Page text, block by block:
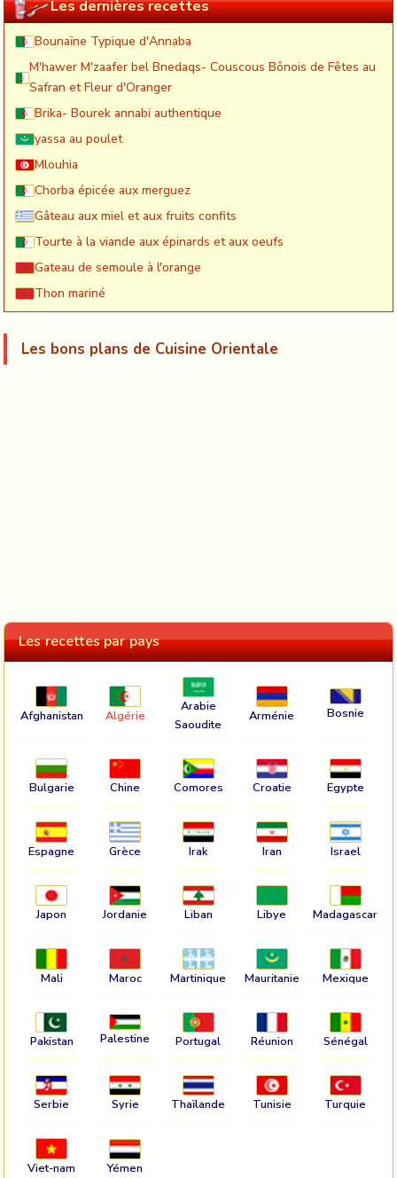
Les dernières recettes
Bounaïne Typique d'Annaba
M'hawer M'zaafer bel Bnedaqs- Couscous Bônois de Fêtes au
Safran et Fleur d'Oranger
Brika- Bourek annabi authentique
yassa au poulet
Mlouhia
Chorba épicée aux merguez
Gâteau aux miel et aux fruits confits
Tourte à la viande aux épinards et aux oeufs
Gateau de semoule à l'orange
Thon mariné
Les bons plans de Cuisine Orientale
Les recettes par pays
Afghanistan Algérie
Arabie
Saoudite
Arménie Bosnie
Bulgarie Chine Comores Croatie Egypte
Espagne Grèce Irak Iran Israel
Japon Jordanie Liban Libye Madagascar
Mali Maroc Martinique Mauritanie Mexique
Pakistan Palestine Portugal Réunion Sénégal
Serbie Syrie Thaïlande Tunisie Turquie
Viet-nam Yémen